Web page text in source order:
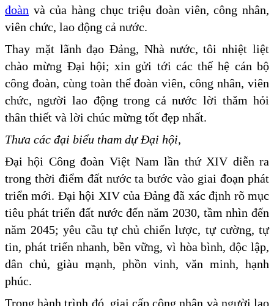
đoàn và của hàng chục triệu đoàn viên, công nhân,
viên chức, lao động cả nước.
Thay mặt lãnh đạo Đảng, Nhà nước, tôi nhiệt liệt
chào mừng Đại hội; xin gửi tới các thế hệ cán bộ
công đoàn, cùng toàn thể đoàn viên, công nhân, viên
chức, người lao động trong cả nước lời thăm hỏi
thân thiết và lời chúc mừng tốt đẹp nhất.
Thưa các đại biểu tham dự Đại hội,
Đại hội Công đoàn Việt Nam lần thứ XIV diễn ra
trong thời điểm đất nước ta bước vào giai đoạn phát
triển mới. Đại hội XIV của Đảng đã xác định rõ mục
tiêu phát triển đất nước đến năm 2030, tầm nhìn đến
năm 2045; yêu cầu tự chủ chiến lược, tự cường, tự
tin, phát triển nhanh, bền vững, vì hòa bình, độc lập,
dân chủ, giàu mạnh, phồn vinh, văn minh, hạnh
phúc.
Trong hành trình đó, giai cấp công nhân và người lao